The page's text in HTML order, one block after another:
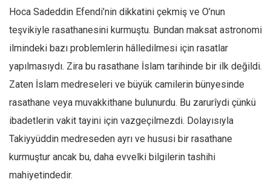
Kemal Özer
Mahmut Toptaş
Yvonne Ridley
Barış Tarımcıoğlu
Ömer Kayani
Yusuf Armağan
Hasanali Yıldırım
Leyla Şerif Emin
Hoca Sadeddin Efendi’nin dikkatini çekmiş ve O’nun
teşvikiyle rasathanesini kurmuştu. Bundan maksat astronomi
ilmindeki bazı problemlerin hâlledilmesi için rasatlar
yapılmasıydı. Zira bu rasathane İslam tarihinde bir ilk değildi.
Zaten İslam medreseleri ve büyük camilerin bünyesinde
rasathane veya muvakkithane bulunurdu. Bu zarurîydi çünkü
ibadetlerin vakit tayini için vazgeçilmezdi. Dolayısıyla
Takiyyüddin medreseden ayrı ve hususi bir rasathane
kurmuştur ancak bu, daha evvelki bilgilerin tashihi
mahiyetindedir.